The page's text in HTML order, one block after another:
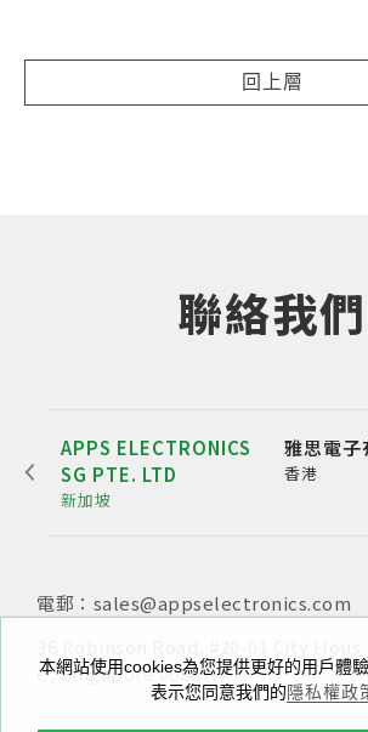
本網站使用cookies為您提供更好的用戶體
表示您同意我們的隱私權政
回上層
聯絡我們
APPS ELECTRONICS
SG PTE. LTD
新加坡
雅思電子
香港
電郵：sales@appselectronics.com
e, Singapore 068877
電話：
+852 3693 4218
香港九龍新蒲崗大有街29號宏基中心一
電話：
+86（755）86538552
中國廣東省深圳市福田區泰然九路喜年
電郵：
sales@appselectronics.com